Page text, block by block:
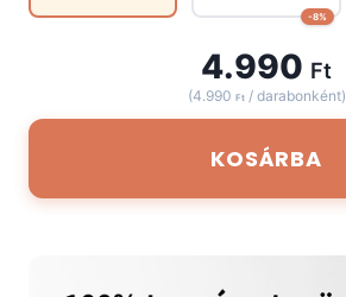
-8%
4.990 Ft
(4.990 Ft/ darabonként)
KOSÁRBA